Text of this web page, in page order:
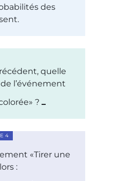
des
quelle
l’événement
?
Tirer une
: